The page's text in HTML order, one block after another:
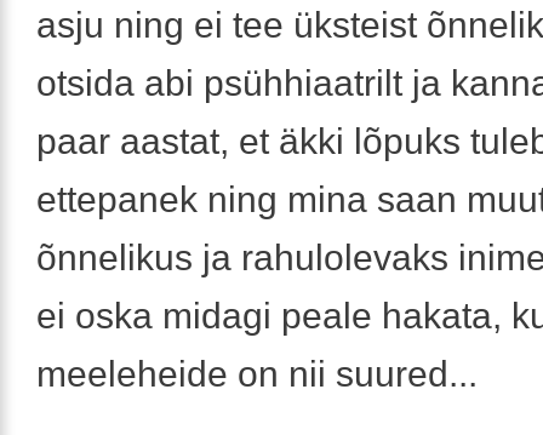
asju ning ei tee üksteist
otsida abi psühhiaatrilt ja
paar aastat, et äkki lõpuks
ettepanek ning mina saan
õnnelikus ja rahulolevaks
ei oska midagi peale hakata,
meeleheide on nii suured...